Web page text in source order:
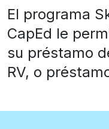
El programa
CapEd le
su préstamo
RV, o